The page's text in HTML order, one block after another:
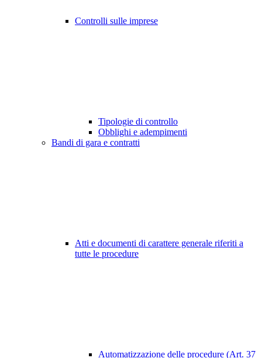
Controlli sulle imprese
Tipologie di controllo
Obblighi e adempimenti
Bandi di gara e contratti
Atti e documenti di carattere generale riferiti a
tutte le procedure
Automatizzazione delle procedure (Art. 37